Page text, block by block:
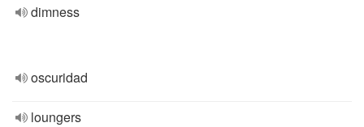
dimness
oscuridad
loungers